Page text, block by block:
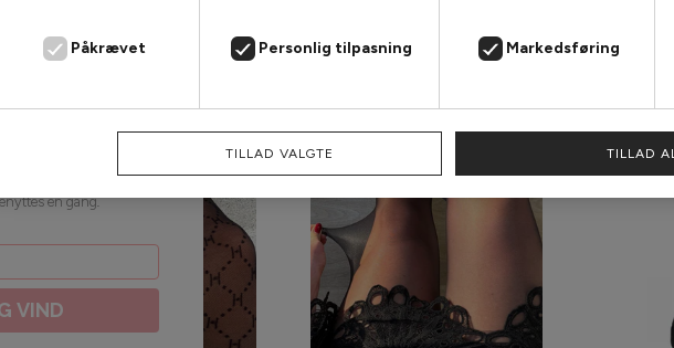
Påkrævet Personlig tilpasning Markedsføring
TILLAD VALGTE TILLAD
VIND
gratis fragt
nyhedsbrev. Du kan
flere gange, vil du få
én gang.
VIND